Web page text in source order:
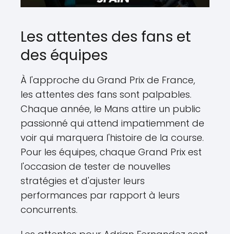
Les attentes des fans et
des équipes
À l'approche du Grand Prix de France,
les attentes des fans sont palpables.
Chaque année, le Mans attire un public
passionné qui attend impatiemment de
voir qui marquera l'histoire de la course.
Pour les équipes, chaque Grand Prix est
l'occasion de tester de nouvelles
stratégies et d'ajuster leurs
performances par rapport à leurs
concurrents.